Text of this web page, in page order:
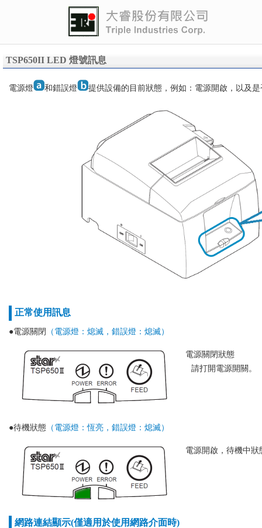
TSP650II LED 燈號訊息
電源燈 和錯誤燈 提供設備的目前狀態，例如：電源開啟，以及
正常使用訊息
●電源關閉 （電源燈：熄滅，錯誤燈：熄滅）
電源關閉狀態
請打開電源開關。
●待機狀態 （電源燈：恆亮，錯誤燈：熄滅）
電源開啟，待機中狀
網路連結顯示(僅適用於使用網路介面時)